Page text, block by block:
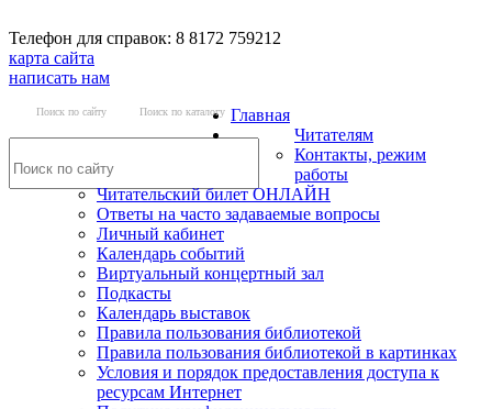
Телефон для справок: 8 8172 759212
карта сайта
написать нам
Поиск по сайту Поиск по каталогу Главная
Читателям
Контакты, режим
работы
Читательский билет ОНЛАЙН
Ответы на часто задаваемые вопросы
Личный кабинет
Календарь событий
Виртуальный концертный зал
Подкасты
Календарь выставок
Правила пользования библиотекой
Правила пользования библиотекой в картинках
Условия и порядок предоставления доступа к
ресурсам Интернет